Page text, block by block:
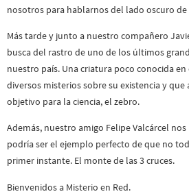
nosotros para hablarnos del lado oscuro
Más tarde y junto a nuestro compañero
busca del rastro de uno de los últimos
nuestro país. Una criatura poco conocida
diversos misterios sobre su existencia y
objetivo para la ciencia, el zebro.
Además, nuestro amigo Felipe Valcárcel
podría ser el ejemplo perfecto de que no
primer instante. El monte de las 3 cruces.
Bienvenidos a Misterio en Red.